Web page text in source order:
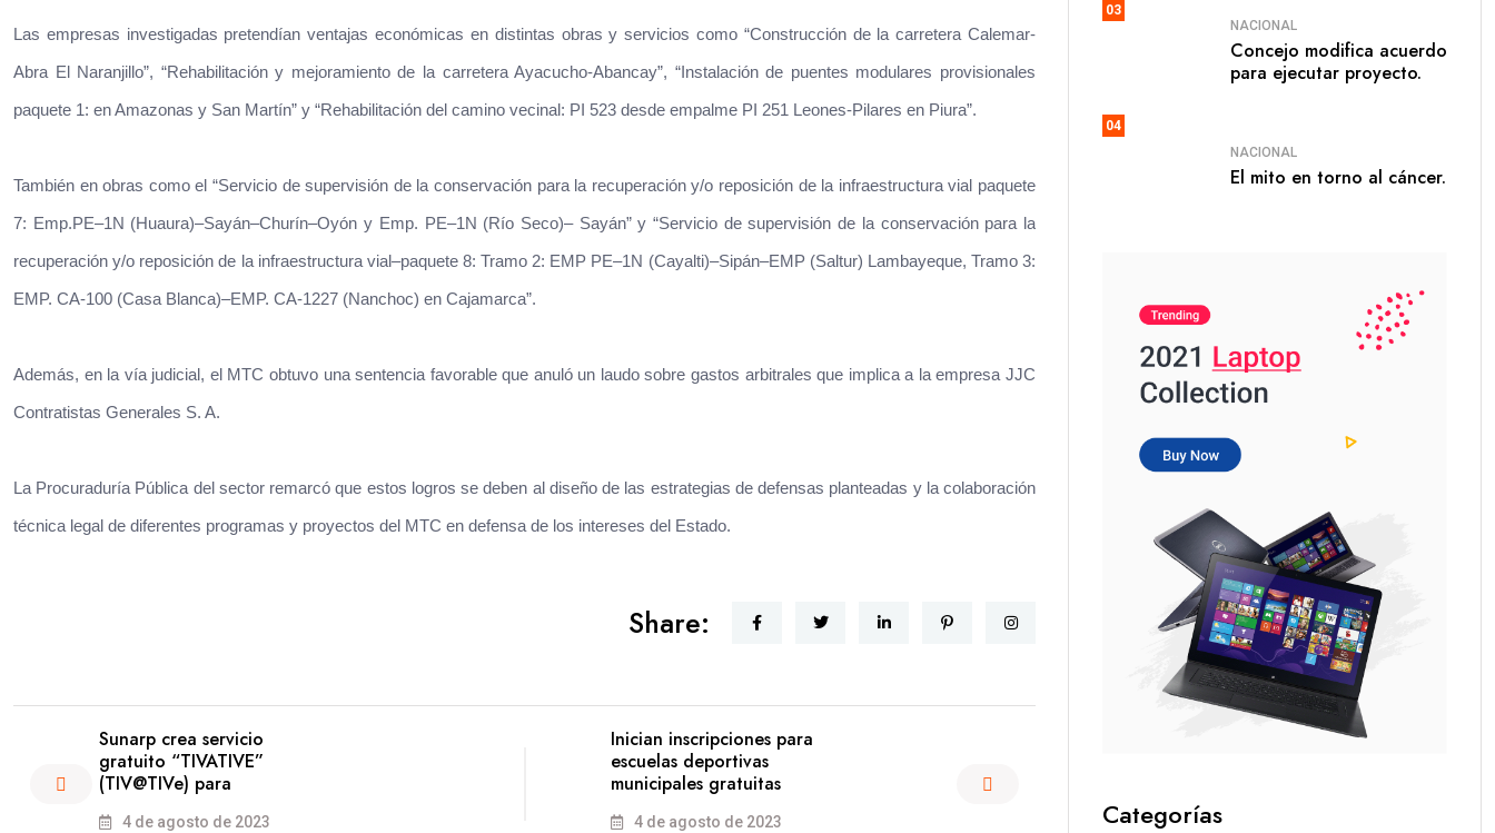
Las empresas investigadas pretendían ventajas económicas en distintas obras y servicios como “Construcción de la carretera Calemar-
Abra El Naranjillo”, “Rehabilitación y mejoramiento de la carretera Ayacucho-Abancay”, “Instalación de puentes modulares provisionales
paquete 1: en Amazonas y San Martín” y “Rehabilitación del camino vecinal: PI 523 desde empalme PI 251 Leones-Pilares en Piura”.
También en obras como el “Servicio de supervisión de la conservación para la recuperación y/o reposición de la infraestructura vial paquete
7: Emp.PE–1N (Huaura)–Sayán–Churín–Oyón y Emp. PE–1N (Río Seco)– Sayán” y “Servicio de supervisión de la conservación para la
recuperación y/o reposición de la infraestructura vial–paquete 8: Tramo 2: EMP PE–1N (Cayalti)–Sipán–EMP (Saltur) Lambayeque, Tramo 3:
EMP. CA-100 (Casa Blanca)–EMP. CA-1227 (Nanchoc) en Cajamarca”.
Además, en la vía judicial, el MTC obtuvo una sentencia favorable que anuló un laudo sobre gastos arbitrales que implica a la empresa JJC
Contratistas Generales S. A.
La Procuraduría Pública del sector remarcó que estos logros se deben al diseño de las estrategias de defensas planteadas y la colaboración
técnica legal de diferentes programas y proyectos del MTC en defensa de los intereses del Estado.
Share:
Sunarp crea servicio
gratuito “TIVATIVE”
(TIV@TIVe) para
4 de agosto de 2023
Inician inscripciones para
escuelas deportivas
municipales gratuitas
4 de agosto de 2023
03
NACIONAL
Concejo modifica acuerdo
para ejecutar proyecto.
04
NACIONAL
El mito en torno al cáncer.
Categorías